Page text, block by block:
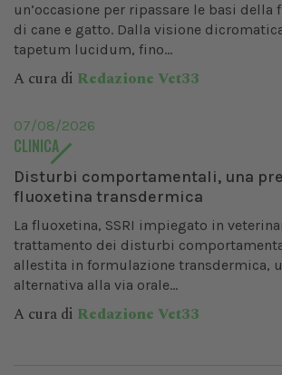
un’occasione per ripassare le basi
di cane e gatto. Dalla visione
tapetum lucidum, fino...
A cura di Redazione Vet33
07/08/2026
CLINICA
Disturbi comportamentali, una
fluoxetina transdermica
La fluoxetina, SSRI impiegato in
trattamento dei disturbi
allestita in formulazione transdermica,
alternativa alla via orale...
A cura di Redazione Vet33